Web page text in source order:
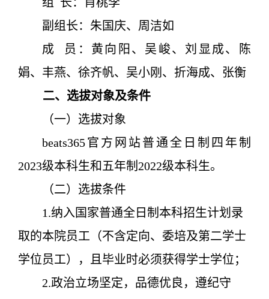
副组长：朱国庆、周洁如
成  员：黄向阳、吴峻、刘显成、陈
娟、丰燕、徐齐帆、吴小刚、折海成、张衡
二、选拔对象及条件
（一）选拔对象
beats365官方网站普通全日制四年制
2023级本科生和五年制2022级本科生。
（二）选拔条件
1.纳入国家普通全日制本科招生计划录
取的本院员工（不含定向、委培及第二学士
学位员工），且毕业时必须获得学士学位；
2.政治立场坚定，品德优良，遵纪守